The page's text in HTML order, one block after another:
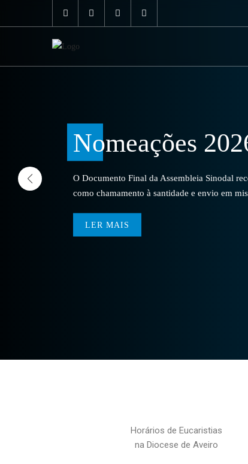
Nomeações
O Documento Final da Assembleia Sinodal
como chamamento à santidade e envio em
LER MAIS
Horários de Eucaristias
na Diocese de Aveiro